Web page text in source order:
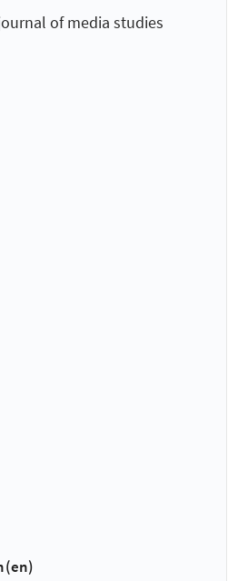
of media studies